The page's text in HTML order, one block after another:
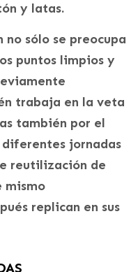
y latas.
sólo se preocupa
puntos limpios y
trabaja en la veta
también por el
jornadas
reutilización de
mismo
replican en sus